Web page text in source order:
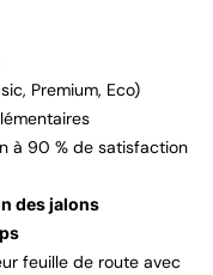
Premium, Eco)
à 90 % de satisfaction
des jalons
feuille de route avec